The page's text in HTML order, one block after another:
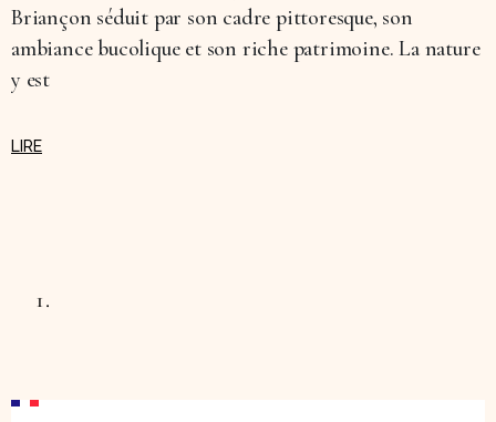
Briançon séduit par son cadre pittoresque, son
ambiance bucolique et son riche patrimoine. La nature
y est